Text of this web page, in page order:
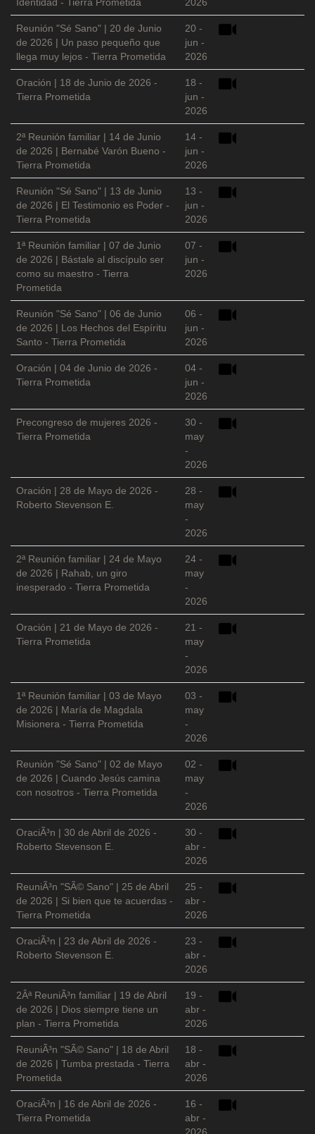
Reunión "Sé Sano" | 20 de Junio
de 2026 | Un paso pequeño que
llega muy lejos - Tierra Prometida
20 -
jun -
2026
Oración | 18 de Junio de 2026 -
Tierra Prometida
18 -
jun -
2026
2ª Reunión familiar | 14 de Junio
de 2026 | Bernabé Varón Bueno -
Tierra Prometida
14 -
jun -
2026
Reunión "Sé Sano" | 13 de Junio
de 2026 | El Testimonio es Poder -
Tierra Prometida
13 -
jun -
2026
1ª Reunión familiar | 07 de Junio
de 2026 | Bástale al discípulo ser
como su maestro - Tierra
Prometida
07 -
jun -
2026
Reunión "Sé Sano" | 06 de Junio
de 2026 | Los Hechos del Espíritu
Santo - Tierra Prometida
06 -
jun -
2026
Oración | 04 de Junio de 2026 -
Tierra Prometida
04 -
jun -
2026
Precongreso de mujeres 2026 -
Tierra Prometida
30 -
may
-
2026
Oración | 28 de Mayo de 2026 -
Roberto Stevenson E.
28 -
may
-
2026
2ª Reunión familiar | 24 de Mayo
de 2026 | Rahab, un giro
inesperado - Tierra Prometida
24 -
may
-
2026
Oración | 21 de Mayo de 2026 -
Tierra Prometida
21 -
may
-
2026
1ª Reunión familiar | 03 de Mayo
de 2026 | María de Magdala
Misionera - Tierra Prometida
03 -
may
-
2026
Reunión "Sé Sano" | 02 de Mayo
de 2026 | Cuando Jesús camina
con nosotros - Tierra Prometida
02 -
may
-
2026
OraciÃ³n | 30 de Abril de 2026 -
Roberto Stevenson E.
30 -
abr -
2026
ReuniÃ³n "SÃ© Sano" | 25 de Abril
de 2026 | Si bien que te acuerdas -
Tierra Prometida
25 -
abr -
2026
OraciÃ³n | 23 de Abril de 2026 -
Roberto Stevenson E.
23 -
abr -
2026
2Âª ReuniÃ³n familiar | 19 de Abril
de 2026 | Dios siempre tiene un
plan - Tierra Prometida
19 -
abr -
2026
ReuniÃ³n "SÃ© Sano" | 18 de Abril
de 2026 | Tumba prestada - Tierra
Prometida
18 -
abr -
2026
OraciÃ³n | 16 de Abril de 2026 -
Tierra Prometida
16 -
abr -